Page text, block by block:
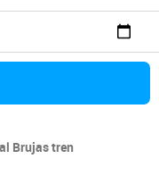
Brujas tren